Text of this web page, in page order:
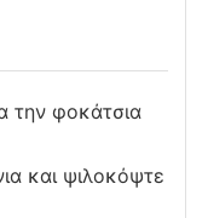
την φοκάτσια
και ψιλοκόψτε